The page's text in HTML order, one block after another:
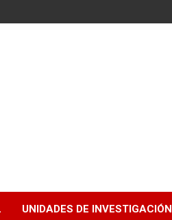
UNIDADES DE INVESTIGACIÓN